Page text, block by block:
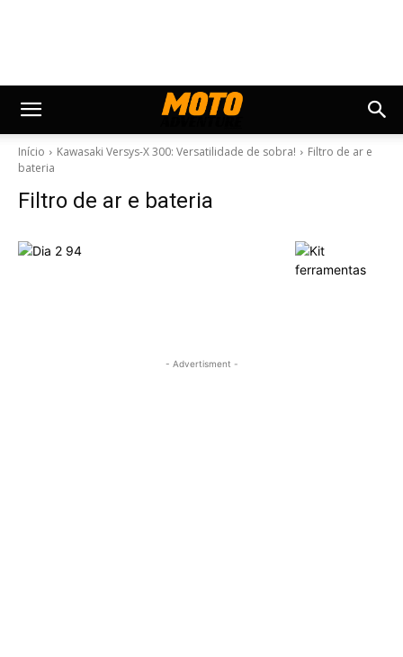
Início Kawasaki Versys-X 300: Versatilidade de sobra!
Filtro de ar e
bateria
Filtro de ar e bateria
- Advertisment -